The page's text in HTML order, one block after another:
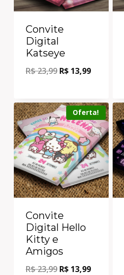
Convite
Digital
Katseye
R$23,99 R$ 13,99
Oferta!
Convite
Digital Hello
Kitty e
Amigos
R$23,99 R$ 13,99